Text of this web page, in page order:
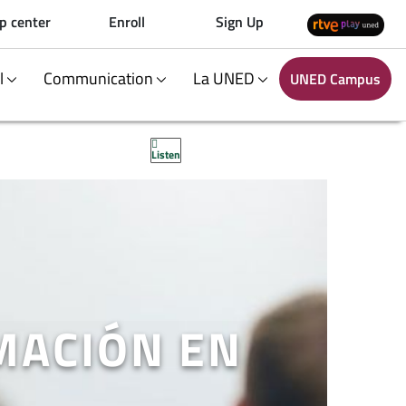
center Enroll Sign Up
Communication La UNED UNED Campus
Listen
EN